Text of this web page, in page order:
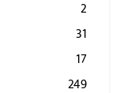
2
31
17
249